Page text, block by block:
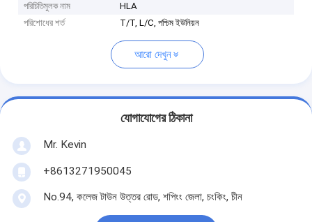
পরিচিতিমুলক নাম
HLA
পরিশোধের শর্ত
T/T, L/C, পশ্চিম ইউনিয়ন
আরো দেখুন
যোগাযোগের ঠিকানা
Mr. Kevin
+8613271950045
No.94, কলেজ টাউন উত্তর রোড, শপিংং জেলা, চংকিং, চীন